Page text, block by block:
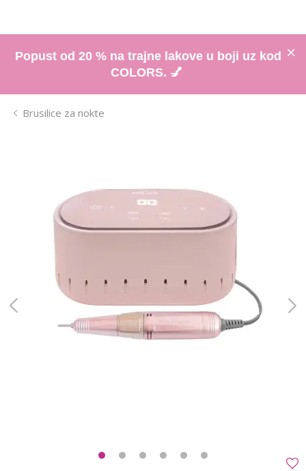
Popust od 20 % na trajne lakove u boji uz kod
COLORS. 💅
Brusilice za nokte